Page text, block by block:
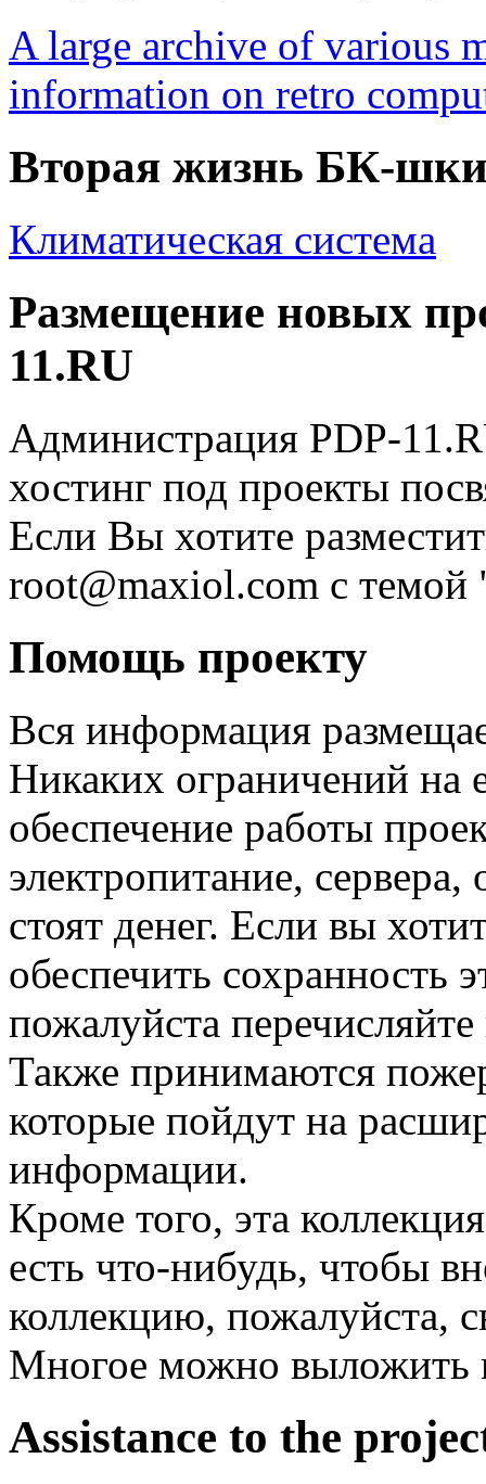
A large archive of various
information on retro
Вторая жизнь БК-
Климатическая система
Размещение новых
11.RU
Администрация PDP-
хостинг под проекты
Если Вы хотите
root@maxiol.com c темой
Помощь проекту
Вся информация
Никаких ограничений на
обеспечение работы
электропитание,
стоят денег. Если вы
обеспечить сохранность
пожалуйста
Также принимаются
которые пойдут на
информации.
Кроме того, эта
есть что-нибудь, чтобы
коллекцию, пожалуйста,
Многое можно
Assistance to the